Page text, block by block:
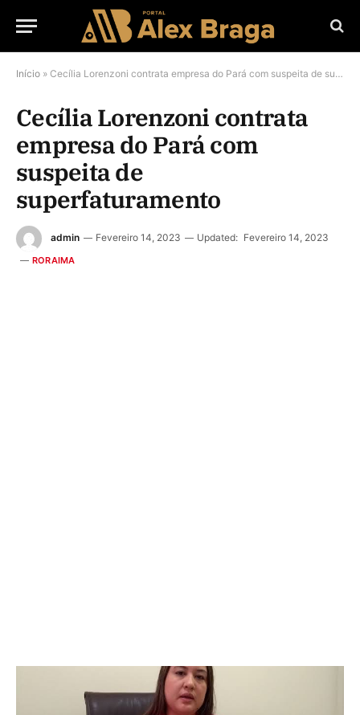
Início » Cecília Lorenzoni contrata empresa do Pará com suspeita de superfaturamento
Cecília Lorenzoni contrata
empresa do Pará com
suspeita de
superfaturamento
admin Fevereiro 14, 2023 Updated: Fevereiro 14, 2023
RORAIMA